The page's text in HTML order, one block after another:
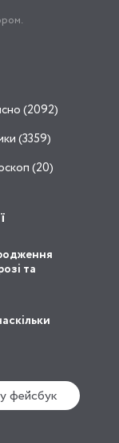
(2092)
(3359)
(20)
та
фейсбук